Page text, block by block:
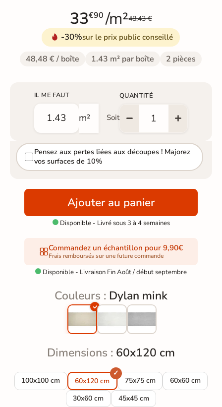
33€90 /m²48,43 €
-30%sur le prix public conseillé
48,48 € / boîte 1.43 m² par boîte 2 pièces
IL ME FAUT
m² Soit
QUANTITÉ
Pensez aux pertes liées aux découpes ! Majorez
vos surfaces de 10%
Ajouter au panier
Disponible - Livré sous 3 à 4 semaines
Commandez un échantillon pour 9,90€
Frais remboursés sur une future commande
 Disponible - Livraison Fin Août / début septembre
Couleurs : Dylan mink
Dimensions : 60x120 cm
100x100 cm
Carrelage sol effet pierre Dylan mink 100x100 cm
60x120 cm 75x75 cm
Carrelage sol effet pierre
60x60 cm
Carrelage sol
30x60 cm
Carrelage sol effet pierre Dylan mink 30x60
45x45 cm
Carrelage sol effet pierre Dylan